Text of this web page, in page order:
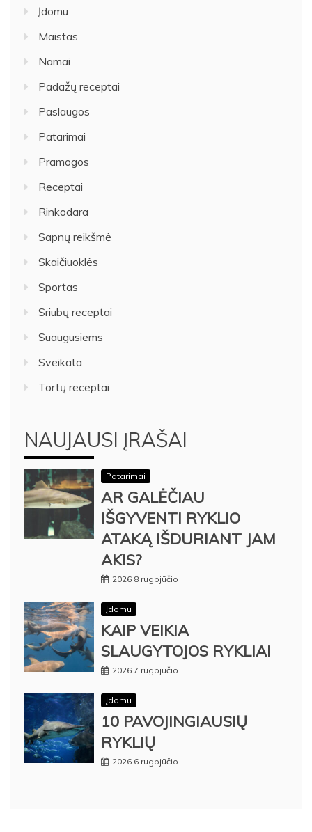
Įdomu
Maistas
Namai
Padažų receptai
Paslaugos
Patarimai
Pramogos
Receptai
Rinkodara
Sapnų reikšmė
Skaičiuoklės
Sportas
Sriubų receptai
Suaugusiems
Sveikata
Tortų receptai
NAUJAUSI ĮRAŠAI
Patarimai
AR GALĖČIAU
IŠGYVENTI RYKLIO
ATAKĄ IŠDURIANT JAM
AKIS?
2026 8 rugpjūčio
Įdomu
KAIP VEIKIA
SLAUGYTOJOS RYKLIAI
2026 7 rugpjūčio
Įdomu
10 PAVOJINGIAUSIŲ
RYKLIŲ
2026 6 rugpjūčio